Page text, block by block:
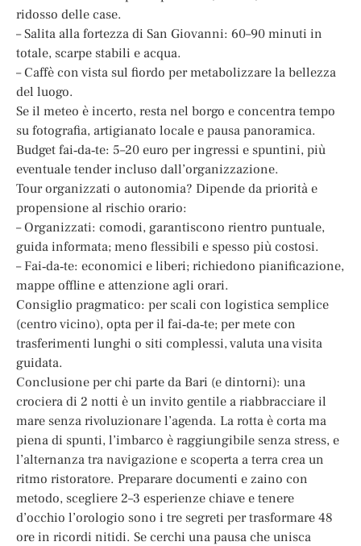
ridosso delle case.
– Salita alla fortezza di San Giovanni: 60–90 minuti in
totale, scarpe stabili e acqua.
– Caffè con vista sul fiordo per metabolizzare la bellezza
del luogo.
Se il meteo è incerto, resta nel borgo e concentra tempo
su fotografia, artigianato locale e pausa panoramica.
Budget fai‑da‑te: 5–20 euro per ingressi e spuntini, più
eventuale tender incluso dall’organizzazione.
Tour organizzati o autonomia? Dipende da priorità e
propensione al rischio orario:
– Organizzati: comodi, garantiscono rientro puntuale,
guida informata; meno flessibili e spesso più costosi.
– Fai‑da‑te: economici e liberi; richiedono pianificazione,
mappe offline e attenzione agli orari.
Consiglio pragmatico: per scali con logistica semplice
(centro vicino), opta per il fai‑da‑te; per mete con
trasferimenti lunghi o siti complessi, valuta una visita
guidata.
Conclusione per chi parte da Bari (e dintorni): una
crociera di 2 notti è un invito gentile a riabbracciare il
mare senza rivoluzionare l’agenda. La rotta è corta ma
piena di spunti, l’imbarco è raggiungibile senza stress, e
l’alternanza tra navigazione e scoperta a terra crea un
ritmo ristoratore. Preparare documenti e zaino con
metodo, scegliere 2–3 esperienze chiave e tenere
d’occhio l’orologio sono i tre segreti per trasformare 48
ore in ricordi nitidi. Se cerchi una pausa che unisca